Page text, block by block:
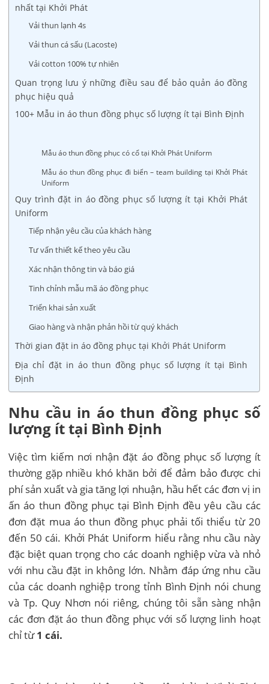
nhất tại Khởi Phát
Vải thun lạnh 4s
Vải thun cá sấu (Lacoste)
Vải cotton 100% tự nhiên
Quan trọng lưu ý những điều sau để bảo quản áo đồng
phục hiệu quả
100+ Mẫu in áo thun đồng phục số lượng ít tại Bình Định
Mẫu áo thun đồng phục có cổ tại Khởi Phát Uniform
Mẫu áo thun đồng phục đi biển – team building tại Khởi Phát
Uniform
Quy trình đặt in áo đồng phục số lượng ít tại Khởi Phát
Uniform
Tiếp nhận yêu cầu của khách hàng
Tư vấn thiết kế theo yêu cầu
Xác nhận thông tin và báo giá
Tinh chỉnh mẫu mã áo đồng phục
Triển khai sản xuất
Giao hàng và nhận phản hồi từ quý khách
Thời gian đặt in áo đồng phục tại Khởi Phát Uniform
Địa chỉ đặt in áo thun đồng phục số lượng ít tại Bình
Định
Nhu cầu in áo thun đồng phục số
lượng ít tại Bình Định
Việc tìm kiếm nơi nhận đặt áo đồng phục số lượng ít
thường gặp nhiều khó khăn bởi để đảm bảo được chi
phí sản xuất và gia tăng lợi nhuận, hầu hết các đơn vị in
ấn áo thun đồng phục tại Bình Định đều yêu cầu các
đơn đặt mua áo thun đồng phục phải tối thiểu từ 20
đến 50 cái. Khởi Phát Uniform hiểu rằng nhu cầu này
đặc biệt quan trọng cho các doanh nghiệp vừa và nhỏ
với nhu cầu đặt in không lớn. Nhằm đáp ứng nhu cầu
của các doanh nghiệp trong tỉnh Bình Định nói chung
và Tp. Quy Nhơn nói riêng, chúng tôi sẵn sàng nhận
các đơn đặt áo thun đồng phục với số lượng linh hoạt
chỉ từ1 cái.